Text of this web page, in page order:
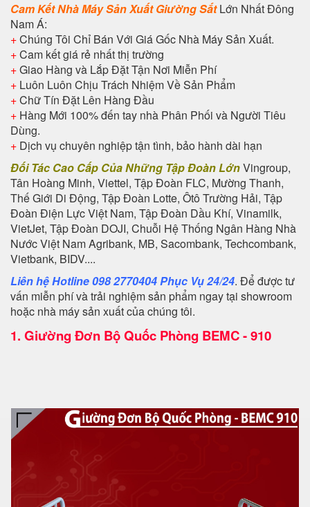
Cam Kết Nhà Máy Sản Xuất Giường SắtLớn Nhất Đông
Nam Á:
+Chúng Tôi Chỉ Bán Với Giá Gốc Nhà Máy Sản Xuất.
+Cam kết giá rẻ nhất thị trường
+Giao Hàng và Lắp Đặt Tận Nơi Miễn Phí
+ Luôn Luôn Chịu Trách Nhiệm Về Sản Phẩm
+Chữ Tín Đặt Lên Hàng Đầu
+ Hàng Mới 100% đến tay nhà Phân Phối và Người Tiêu
Dùng.
+ Dịch vụ chuyên nghiệp tận tình, bảo hành dài hạn
Đối Tác Cao Cấp Của Những Tập Đoàn LớnVingroup,
Tân Hoàng Minh, Viettel, Tập Đoàn FLC, Mường Thanh,
Thế Giới Di Động, Tập Đoàn Lotte, Ôtô Trường Hải, Tập
Đoàn Điện Lực Việt Nam, Tập Đoàn Dầu Khí, Vinamilk,
VietJet, Tập Đoàn DOJI, Chuỗi Hệ Thống Ngân Hàng Nhà
Nước Việt Nam Agribank, MB, Sacombank, Techcombank,
Vietbank, BIDV....
Liên hệ Hotline 098 2770404 Phục Vụ 24/24. Để được tư
vấn miễn phí và trải nghiệm sản phẩm ngay tại showroom
hoặc nhà máy sản xuất của chúng tôi.
1. Giường Đơn Bộ Quốc Phòng BEMC - 910